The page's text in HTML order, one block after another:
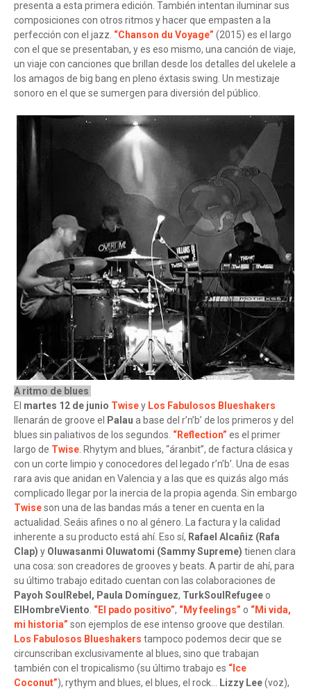
presenta a esta primera edición. También intentan iluminar sus
composiciones con otros ritmos y hacer que empasten a la
perfección con el jazz. “Chanson du Voyage” (2015) es el largo
con el que se presentaban, y es eso mismo, una canción de viaje,
un viaje con canciones que brillan desde los detalles del ukelele a
los amagos de big bang en pleno éxtasis swing. Un mestizaje
sonoro en el que se sumergen para diversión del público.
A ritmo de blues
El martes 12 de junio Twisey Los Fabulosos Blueshakers
llenarán de groove el
Palau a base del r’n’b’ de los primeros y del
blues sin paliativos de los segundos. “Reflection” es el primer
largo de Twise. Rhytym and blues, “áranbit”, de factura clásica y
con un corte limpio y conocedores del legado r’n’b’. Una de esas
rara avis que anidan en Valencia y a las que es quizás algo más
complicado llegar por la inercia de la propia agenda. Sin embargo
Twiseson una de las bandas más a tener en cuenta en la
actualidad. Seáis afines o no al género. La factura y la calidad
inherente a su producto está ahí. Eso sí, Rafael Alcañiz (Rafa
Clap) y Oluwasanmi Oluwatomi (Sammy Supreme) tienen clara
una cosa: son creadores de grooves y beats. A partir de ahí, para
su último trabajo editado cuentan con las colaboraciones de
Payoh SoulRebel, Paula Domínguez, TurkSoulRefugeeo
ElHombreViento. “El pado positivo”, “My feelings” o “Mi vida,
mi historia” son ejemplos de ese intenso groove que destilan.
Los Fabulosos Blueshakers tampoco podemos decir que se
circunscriban exclusivamente al blues, sino que trabajan
también con el tropicalismo (su último trabajo es “Ice
Coconut”), rythym and blues, el blues, el rock… Lizzy Lee(voz),